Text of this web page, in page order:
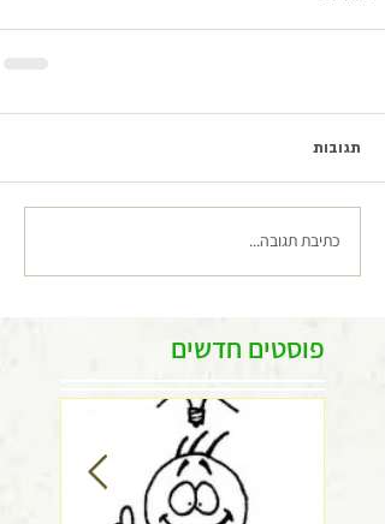
תגובות
כתיבת תגובה...
פוסטים חדשים